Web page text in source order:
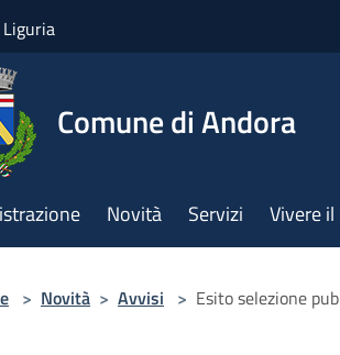
Liguria
Comune di Andora
Novità Servizi Vivere
> Novità > Avvisi > Esito selezione